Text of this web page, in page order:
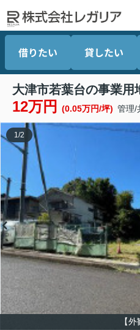
借りたい 貸したい
大津市若葉台の事業用
12万円 (0.05万円/坪) 管理/
【外
1 /2